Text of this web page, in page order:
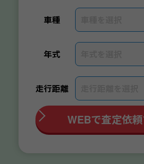
車種
年式
走行距離
WEBで査定依